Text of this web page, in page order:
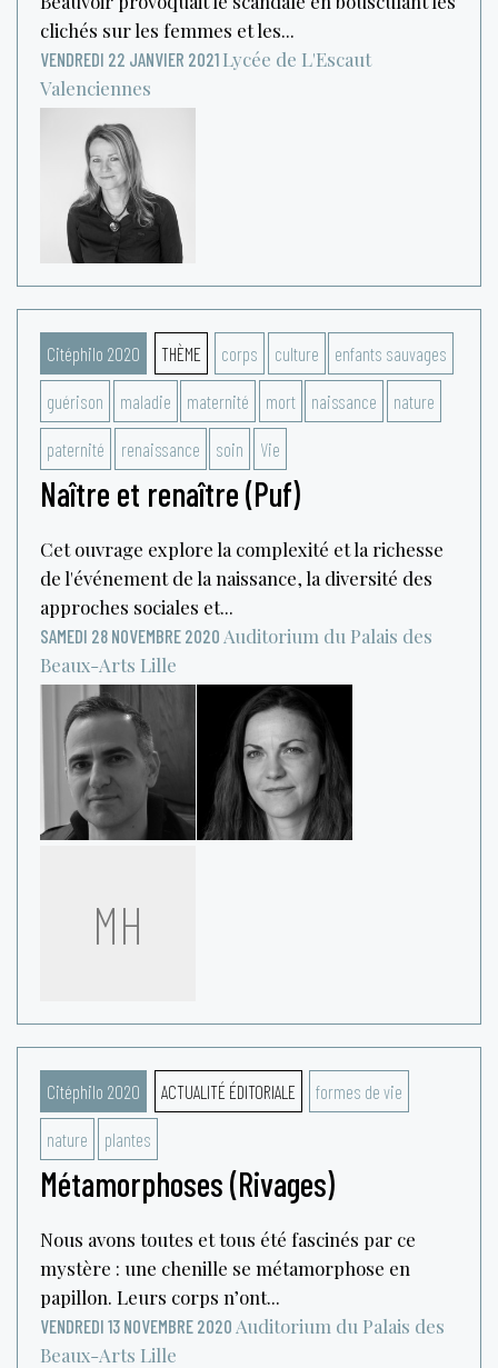
clichés sur les femmes et les...
VENDREDI 22 JANVIER 2021 Lycée de L'Escaut
Valenciennes
Citéphilo 2020 THÈME corps culture enfants sauvages
guérison maladie maternité mort naissance nature
paternité renaissance soin Vie
Naître et renaître (Puf)
Cet ouvrage explore la complexité et la richesse
de l'événement de la naissance, la diversité des
approches sociales et...
SAMEDI 28 NOVEMBRE 2020 Auditorium du Palais des
Beaux-Arts Lille
MH
Citéphilo 2020 ACTUALITÉ ÉDITORIALE formes de vie
nature plantes
Métamorphoses (Rivages)
Nous avons toutes et tous été fascinés par ce
mystère : une chenille se métamorphose en
papillon. Leurs corps n’ont...
VENDREDI 13 NOVEMBRE 2020 Auditorium du Palais des
Beaux-Arts Lille